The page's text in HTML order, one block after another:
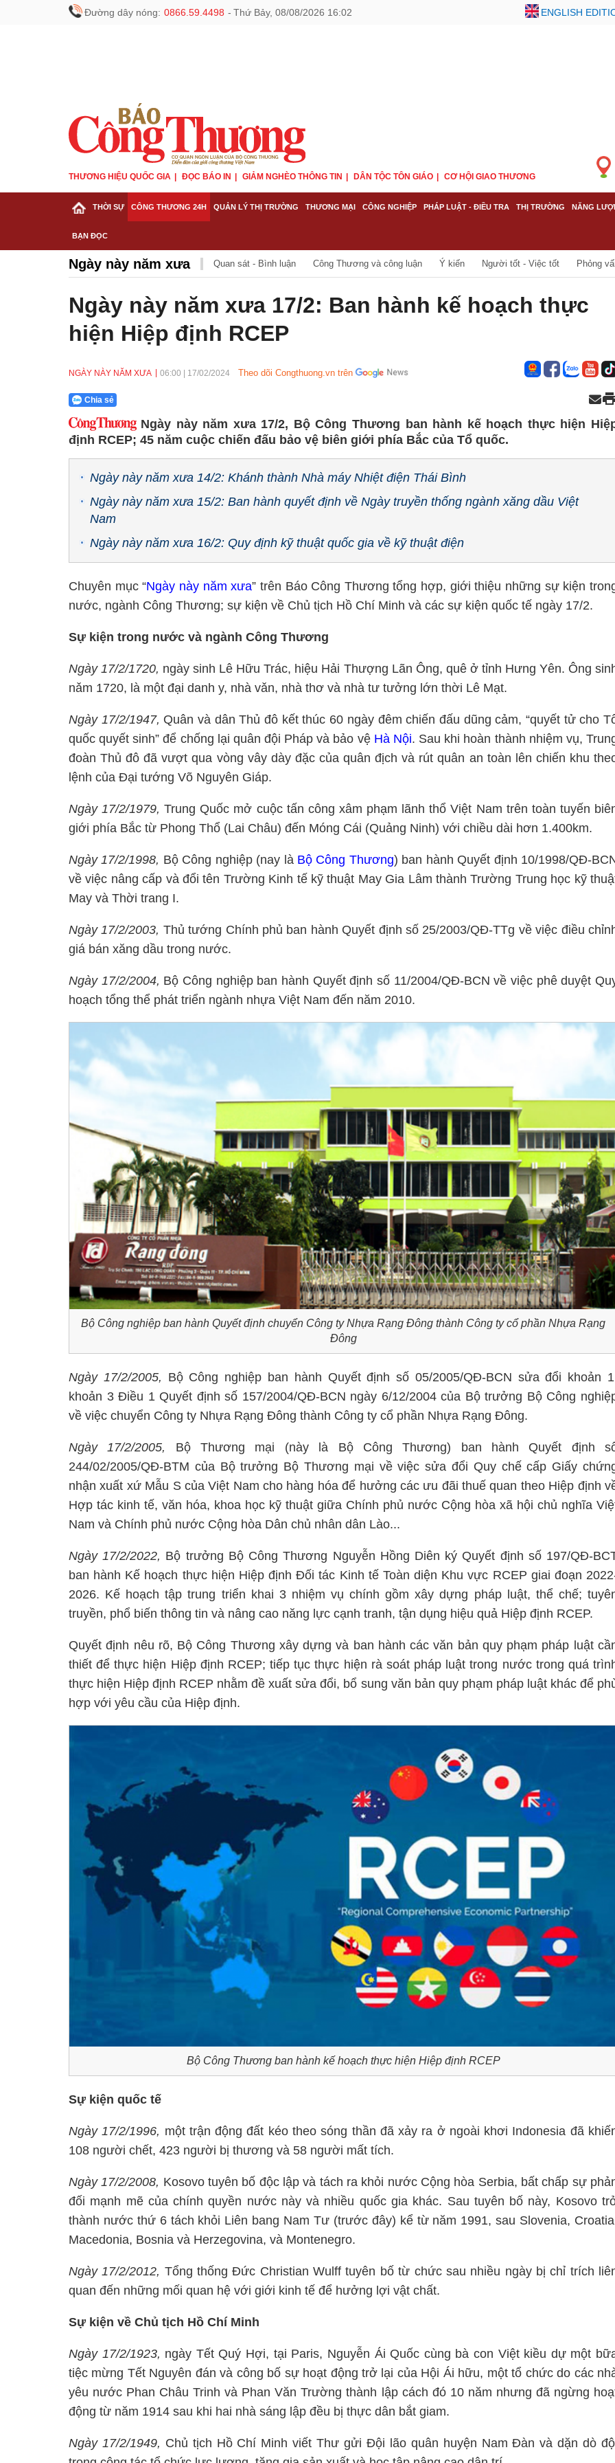
Đường dây nóng: 0866.59.4498 - Thứ Bảy, 08/08/2026 16:02 ENGLISH
THƯƠNG HIỆU QUỐC GIA ĐỌC BÁO IN GIẢM NGHÈO THÔNG TIN DÂN TỘC TÔN GIÁO CƠ HỘI GIAO THƯƠNG
THỜI SỰ CÔNG THƯƠNG 24H QUẢN LÝ THỊ TRƯỜNG THƯƠNG MẠI CÔNG NGHIỆP PHÁP LUẬT - ĐIỀU TRA THỊ TRƯỜNG NĂNG
BẠN ĐỌC
Ngày này năm xưa Quan sát - Bình luận Công Thương và công luận Ý kiến Người tốt - Việc tốt Phỏng
Ngày này năm xưa 17/2: Ban hành kế hoạch thực
hiện Hiệp định RCEP
NGÀY NÀY NĂM XƯA 06:00 17/02/2024 Theo dõi Congthuong.vn trên
Chia sẻ
Ngày này năm xưa 17/2, Bộ Công Thương ban hành kế hoạch thực hiện
định RCEP; 45 năm cuộc chiến đấu bảo vệ biên giới phía Bắc của Tổ quốc.
Ngày này năm xưa 14/2: Khánh thành Nhà máy Nhiệt điện Thái Bình
Ngày này năm xưa 15/2: Ban hành quyết định về Ngày truyền thống ngành xăng dầu Việt
Nam
Ngày này năm xưa 16/2: Quy định kỹ thuật quốc gia về kỹ thuật điện
Chuyên mục “Ngày này năm xưa” trên Báo Công Thương tổng hợp, giới thiệu những sự kiện
nước, ngành Công Thương; sự kiện về Chủ tịch Hồ Chí Minh và các sự kiện quốc tế ngày 17/2.
Sự kiện trong nước và ngành Công Thương
Ngày 17/2/1720, ngày sinh Lê Hữu Trác, hiệu Hải Thượng Lãn Ông, quê ở tỉnh Hưng Yên. Ông
nǎm 1720, là một đại danh y, nhà vǎn, nhà thơ và nhà tư tưởng lớn thời Lê Mạt.
Ngày 17/2/1947, Quân và dân Thủ đô kết thúc 60 ngày đêm chiến đấu dũng cảm, “quyết tử cho
quốc quyết sinh” để chống lại quân đội Pháp và bảo vệ Hà Nội. Sau khi hoàn thành nhiệm vụ,
đoàn Thủ đô đã vượt qua vòng vây dày đặc của quân địch và rút quân an toàn lên chiến khu
lệnh của Đại tướng Võ Nguyên Giáp.
Ngày 17/2/1979, Trung Quốc mở cuộc tấn công xâm phạm lãnh thổ Việt Nam trên toàn tuyến
giới phía Bắc từ Phong Thổ (Lai Châu) đến Móng Cái (Quảng Ninh) với chiều dài hơn 1.400km.
Ngày 17/2/1998, Bộ Công nghiệp (nay là Bộ Công Thương) ban hành Quyết định 10/1998/QĐ-
về việc nâng cấp và đổi tên Trường Kinh tế kỹ thuật May Gia Lâm thành Trường Trung học kỹ
May và Thời trang I.
Ngày 17/2/2003, Thủ tướng Chính phủ ban hành Quyết định số 25/2003/QĐ-TTg về việc điều
giá bán xăng dầu trong nước.
Ngày 17/2/2004, Bộ Công nghiệp ban hành Quyết định số 11/2004/QĐ-BCN về việc phê duyệt
hoạch tổng thể phát triển ngành nhựa Việt Nam đến năm 2010.
Bộ Công nghiệp ban hành Quyết định chuyển Công ty Nhựa Rạng Đông thành Công ty cổ phần Nhựa Rạng
Đông
Ngày 17/2/2005, Bộ Công nghiệp ban hành Quyết định số 05/2005/QĐ-BCN sửa đổi khoản
khoản 3 Điều 1 Quyết định số 157/2004/QĐ-BCN ngày 6/12/2004 của Bộ trưởng Bộ Công
về việc chuyển Công ty Nhựa Rạng Đông thành Công ty cổ phần Nhựa Rạng Đông.
Ngày 17/2/2005,
Bộ Thương mại (này là Bộ Công Thương) ban hành Quyết định
244/02/2005/QĐ-BTM của Bộ trưởng Bộ Thương mại về việc sửa đổi Quy chế cấp Giấy
nhận xuất xứ Mẫu S của Việt Nam cho hàng hóa để hưởng các ưu đãi thuế quan theo Hiệp định
Hợp tác kinh tế, văn hóa, khoa học kỹ thuật giữa Chính phủ nước Cộng hòa xã hội chủ nghĩa
Nam và Chính phủ nước Cộng hòa Dân chủ nhân dân Lào...
Ngày 17/2/2022, Bộ trưởng Bộ Công Thương Nguyễn Hồng Diên ký Quyết định số 197/QĐ-
ban hành Kế hoạch thực hiện Hiệp định Đối tác Kinh tế Toàn diện Khu vực RCEP giai đoạn
2026. Kế hoạch tập trung triển khai 3 nhiệm vụ chính gồm xây dựng pháp luật, thể chế;
truyền, phổ biến thông tin và nâng cao năng lực cạnh tranh, tận dụng hiệu quả Hiệp định RCEP.
Quyết định nêu rõ, Bộ Công Thương xây dựng và ban hành các văn bản quy phạm pháp luật
thiết để thực hiện Hiệp định RCEP; tiếp tục thực hiện rà soát pháp luật trong nước trong quá
thực hiện Hiệp định RCEP nhằm đề xuất sửa đổi, bổ sung văn bản quy phạm pháp luật khác để
hợp với yêu cầu của Hiệp định.
Bộ Công Thương ban hành kế hoạch thực hiện Hiệp định RCEP
Sự kiện quốc tế
Ngày 17/2/1996, một trận động đất kéo theo sóng thần đã xảy ra ở ngoài khơi Indonesia đã
108 người chết, 423 người bị thương và 58 người mất tích.
Ngày 17/2/2008, Kosovo tuyên bố độc lập và tách ra khỏi nước Cộng hòa Serbia, bất chấp sự
đối mạnh mẽ của chính quyền nước này và nhiều quốc gia khác. Sau tuyên bố này, Kosovo
thành nước thứ 6 tách khỏi Liên bang Nam Tư (trước đây) kể từ năm 1991, sau Slovenia,
Macedonia, Bosnia và Herzegovina, và Montenegro.
Ngày 17/2/2012, Tổng thống Đức Christian Wulff tuyên bố từ chức sau nhiều ngày bị chỉ trích
quan đến những mối quan hệ với giới kinh tế để hưởng lợi vật chất.
Sự kiện về Chủ tịch Hồ Chí Minh
Ngày 17/2/1923, ngày Tết Quý Hợi, tại Paris, Nguyễn Ái Quốc cùng bà con Việt kiều dự một
tiệc mừng Tết Nguyên đán và công bố sự hoạt động trở lại của Hội Ái hữu, một tổ chức do các
yêu nước Phan Châu Trinh và Phan Văn Trường thành lập cách đó 10 năm nhưng đã ngừng
động từ năm 1914 sau khi hai nhà sáng lập đều bị thực dân bắt giam.
Ngày 17/2/1949, Chủ tịch Hồ Chí Minh viết Thư gửi Đội lão quân huyện Nam Đàn và dặn dò